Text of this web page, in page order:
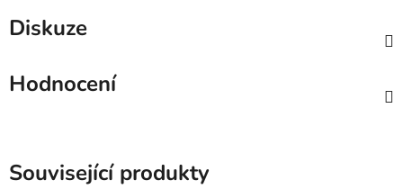
Diskuze
Hodnocení
Související produkty